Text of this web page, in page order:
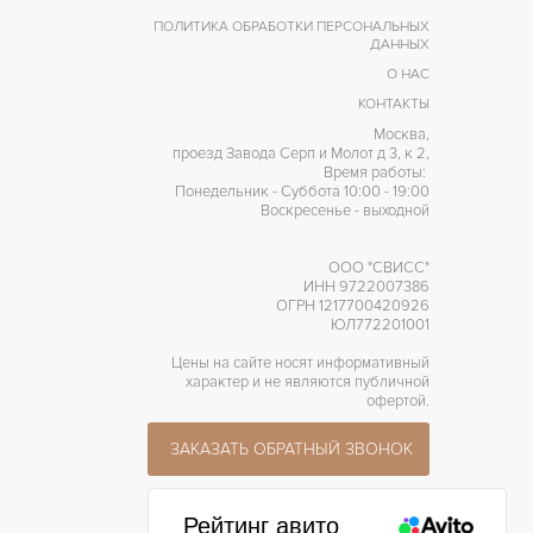
ПОЛИТИКА ОБРАБОТКИ ПЕРСОНАЛЬНЫХ
ДАННЫХ
О НАС
КОНТАКТЫ
Москва,
проезд Завода Серп и Молот д 3, к 2,
Время работы:
Понедельник - Суббота 10:00 - 19:00
Воскресенье - выходной
ООО "СВИСС"
ИНН 9722007386
ОГРН 1217700420926
ЮЛ772201001
Цены на сайте носят информативный
характер и не являются публичной
офертой.
ЗАКАЗАТЬ ОБРАТНЫЙ ЗВОНОК
Рейтинг авито